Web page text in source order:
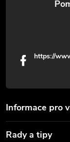
s
u
Informace pro
Rady a tipy
https://